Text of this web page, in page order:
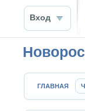
Вход
ГЛАВНАЯ